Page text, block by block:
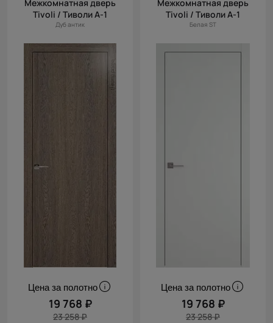
Межкомнатная дверь
Tivoli / Тиволи А-1
Дуб антик
Цена за полотно
19 768 ₽
23 258 ₽
Межкомнатная дверь
Tivoli / Тиволи А-1
Белая ST
Цена за полотно
19 768 ₽
23 258 ₽